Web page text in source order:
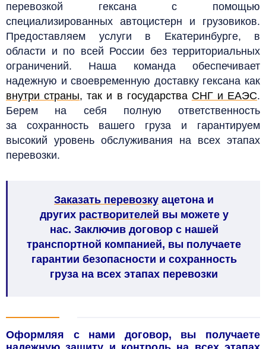
перевозкой гексана с помощью
специализированных автоцистерн и грузовиков.
Предоставляем услуги в Екатеринбурге, в
области и по всей России без территориальных
ограничений. Наша команда обеспечивает
надежную и своевременную доставку гексана как
внутри страны, так и в государства СНГ и ЕАЭС.
Берем на себя полную ответственность
за сохранность вашего груза и гарантируем
высокий уровень обслуживания на всех этапах
перевозки.
Заказать перевозку ацетона и
других растворителей вы можете у
нас. Заключив договор с нашей
транспортной компанией, вы получаете
гарантии безопасности и сохранность
груза на всех этапах перевозки
Оформляя с нами договор, вы получаете